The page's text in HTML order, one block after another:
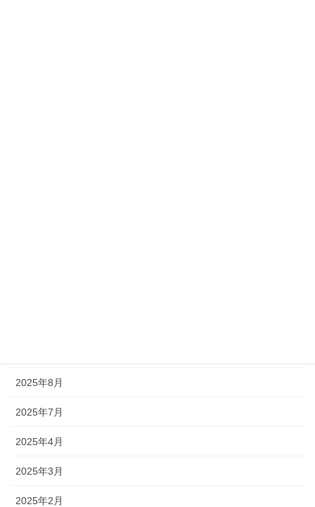
2025年8月
2025年7月
2025年4月
2025年3月
2025年2月